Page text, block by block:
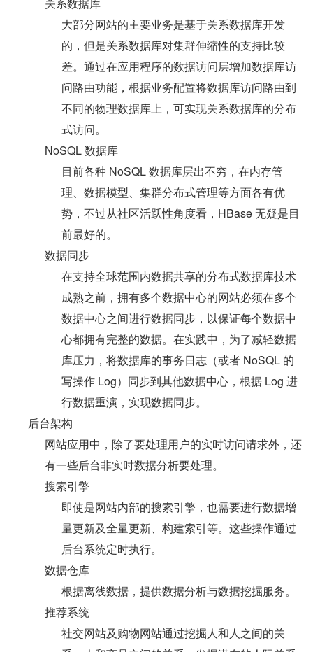
大部分网站的主要业务是基于关系数据库开发
的，但是关系数据库对集群伸缩性的支持比较
差。通过在应用程序的数据访问层增加数据库访
问路由功能，根据业务配置将数据库访问路由到
不同的物理数据库上，可实现关系数据库的分布
式访问。
NoSQL 数据库
目前各种 NoSQL 数据库层出不穷，在内存管
理、数据模型、集群分布式管理等方面各有优
势，不过从社区活跃性角度看，HBase 无疑是目
前最好的。
数据同步
在支持全球范围内数据共享的分布式数据库技术
成熟之前，拥有多个数据中心的网站必须在多个
数据中心之间进行数据同步，以保证每个数据中
心都拥有完整的数据。在实践中，为了减轻数据
库压力，将数据库的事务日志（或者 NoSQL 的
写操作 Log）同步到其他数据中心，根据 Log 进
行数据重演，实现数据同步。
后台架构
网站应用中，除了要处理用户的实时访问请求外，还
有一些后台非实时数据分析要处理。
搜索引擎
即使是网站内部的搜索引擎，也需要进行数据增
量更新及全量更新、构建索引等。这些操作通过
后台系统定时执行。
数据仓库
根据离线数据，提供数据分析与数据挖掘服务。
推荐系统
社交网站及购物网站通过挖掘人和人之间的关